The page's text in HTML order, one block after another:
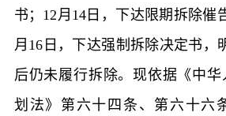
书；12月14日，下达限期拆除催
月16日，下达强制拆除决定书，
后仍未履行拆除。现依据《中
划法》第六十四条、第六十六